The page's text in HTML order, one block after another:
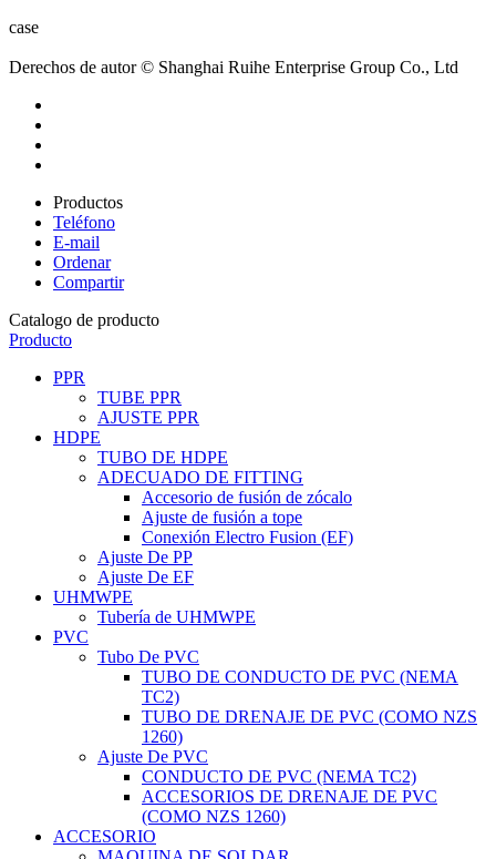
case
Derechos de autor © Shanghai Ruihe Enterprise Group Co., Ltd
Productos
Teléfono
E-mail
Ordenar
Compartir
Catalogo de producto
Producto
PPR
TUBE PPR
AJUSTE PPR
HDPE
TUBO DE HDPE
ADECUADO DE FITTING
Accesorio de fusión de zócalo
Ajuste de fusión a tope
Conexión Electro Fusion (EF)
Ajuste De PP
Ajuste De EF
UHMWPE
Tubería de UHMWPE
PVC
Tubo De PVC
TUBO DE CONDUCTO DE PVC (NEMA
TC2)
TUBO DE DRENAJE DE PVC (COMO NZS
1260)
Ajuste De PVC
CONDUCTO DE PVC (NEMA TC2)
ACCESORIOS DE DRENAJE DE PVC
(COMO NZS 1260)
ACCESORIO